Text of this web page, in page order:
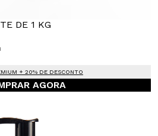
DE 1 KG
+ 20% DE DESCONTO
AGORA